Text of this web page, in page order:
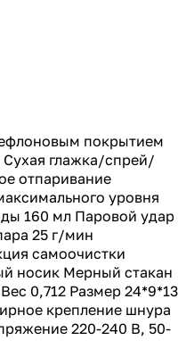
покрытием
глажка/спрей/
отпаривание
уровня
160 мл Паровой удар
25 г/мин
самоочистки
носик Мерный стакан
0,712 Размер 24*9*13
крепление шнура
220-240 В, 50-